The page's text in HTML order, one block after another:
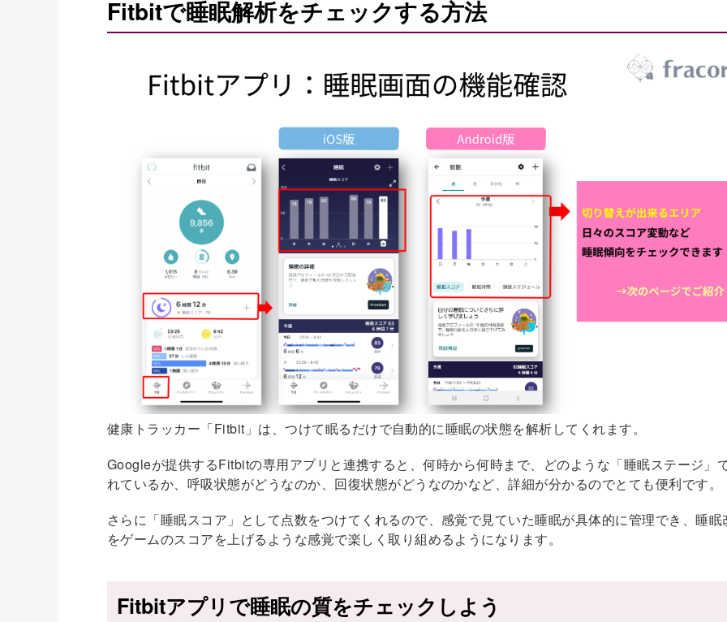
Fitbitで睡眠解析をチェックする方法
健康トラッカー「Fitbit」は、つけて眠るだけで自動的に睡眠の状態を解析してくれます。
Googleが提供するFitbitの専用アプリと連携すると、何時から何時まで、どのような「睡眠ステージ」
れているか、呼吸状態がどうなのか、回復状態がどうなのかなど、詳細が分かるのでとても便利です。
さらに「睡眠スコア」として点数をつけてくれるので、感覚で見ていた睡眠が具体的に管理でき、睡眠
をゲームのスコアを上げるような感覚で楽しく取り組めるようになります。
Fitbitアプリで睡眠の質をチェックしよう